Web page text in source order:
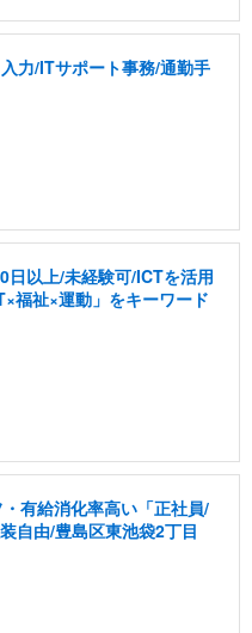
力/ITサポート事務/通勤手
日以上/未経験可/ICTを活用
福祉×運動」をキーワード
有給消化率高い「正社員/
自由/豊島区東池袋2丁目